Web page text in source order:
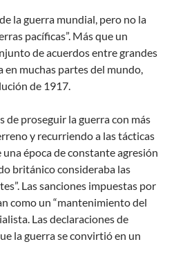
la guerra mundial, pero no la
pacíficas”. Más que un
de acuerdos entre grandes
muchas partes del mundo,
de 1917.
proseguir la guerra con más
y recurriendo a las tácticas
época de constante agresión
británico consideraba las
Las sanciones impuestas por
como un “mantenimiento del
Las declaraciones de
la guerra se convirtió en un